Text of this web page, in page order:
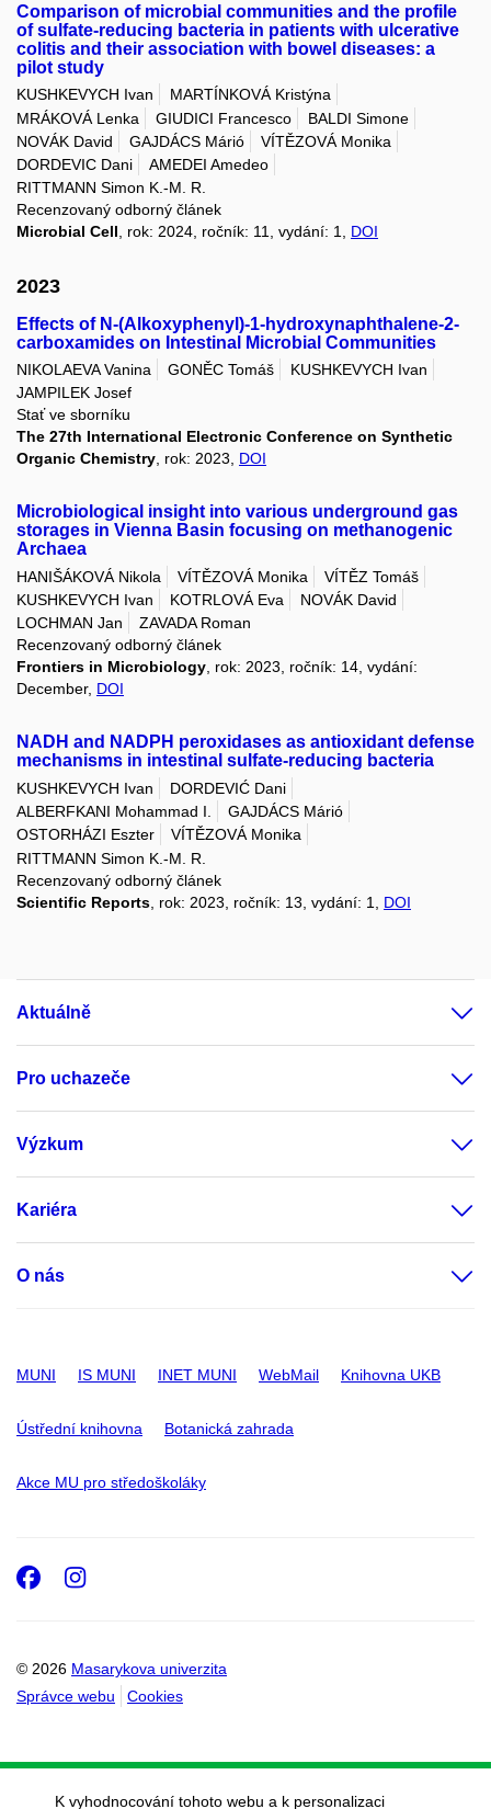
Comparison of microbial communities and the profile
of sulfate-reducing bacteria in patients with ulcerative
colitis and their association with bowel diseases: a
pilot study
KUSHKEVYCH Ivan
MARTÍNKOVÁ Kristýna
MRÁKOVÁ Lenka
GIUDICI Francesco
BALDI Simone
NOVÁK David
GAJDÁCS Márió
VÍTĚZOVÁ Monika
DORDEVIC Dani
AMEDEI Amedeo
RITTMANN Simon K.-M. R.
Recenzovaný odborný článek
Microbial Cell, rok: 2024, ročník: 11, vydání: 1, DOI
2023
Effects of N-(Alkoxyphenyl)-1-hydroxynaphthalene-2-
carboxamides on Intestinal Microbial Communities
NIKOLAEVA Vanina GONĚC Tomáš
KUSHKEVYCH Ivan
JAMPILEK Josef
Stať ve sborníku
The 27th International Electronic Conference on Synthetic
Organic Chemistry, rok: 2023, DOI
Microbiological insight into various underground gas
storages in Vienna Basin focusing on methanogenic
Archaea
HANIŠÁKOVÁ Nikola VÍTĚZOVÁ Monika
VÍTĚZ Tomáš
KUSHKEVYCH Ivan
KOTRLOVÁ Eva
NOVÁK David
LOCHMAN Jan
ZAVADA Roman
Recenzovaný odborný článek
Frontiers in Microbiology, rok: 2023, ročník: 14, vydání:
December, DOI
NADH and NADPH peroxidases as antioxidant defense
mechanisms in intestinal sulfate-reducing bacteria
KUSHKEVYCH Ivan
DORDEVIĆ Dani
ALBERFKANI Mohammad I.
GAJDÁCS Márió
OSTORHÁZI Eszter
VÍTĚZOVÁ Monika
RITTMANN Simon K.-M. R.
Recenzovaný odborný článek
Scientific Reports , rok: 2023, ročník: 13, vydání: 1, DOI
Aktuálně
Pro uchazeče
Výzkum
Kariéra
O nás
MUNI IS MUNI INET MUNI WebMail Knihovna UKB
Ústřední knihovna Botanická zahrada
Akce MU pro středoškoláky
© 2026 Masarykova univerzita
Správce webu
Cookies
Facebook
Instagram
K vyhodnocování tohoto webu a k personalizaci